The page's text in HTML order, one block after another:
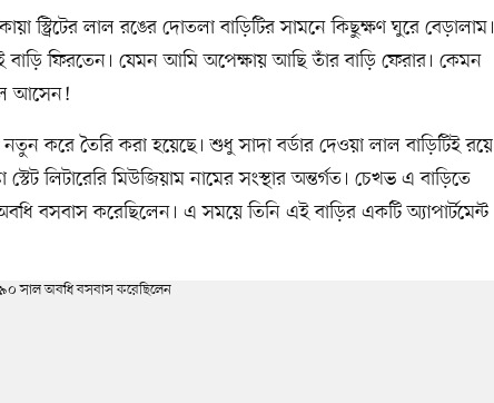
স্ট্রিটের লাল রঙের দোতলা বাড়িটির সামনে কিছুক্ষণ ঘুরে বেড়ালাম।
ফিরতেন। যেমন আমি অপেক্ষায় আছি তাঁর বাড়ি ফেরার। কেমন
আসেন!
করে তৈরি করা হয়েছে। শুধু সাদা বর্ডার দেওয়া লাল বাড়িটিই রয়ে
লিটারেরি মিউজিয়াম নামের সংস্থার অন্তর্গত। চেখভ এ বাড়িতে
বসবাস করেছিলেন। এ সময়ে তিনি এই বাড়ির একটি অ্যাপার্টমেন্ট